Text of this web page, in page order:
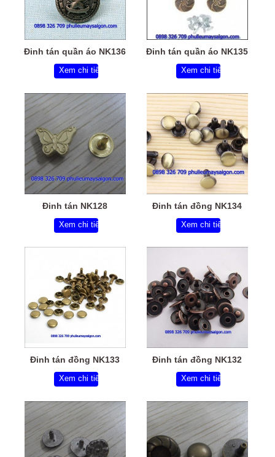
Đinh tán quần áo NK136
Xem chi tiết
Đinh tán quần áo NK135
Xem chi tiết
Đinh tán NK128
Xem chi tiết
Đinh tán đồng NK134
Xem chi tiết
Đinh tán đồng NK133
Xem chi tiết
Đinh tán đồng NK132
Xem chi tiết